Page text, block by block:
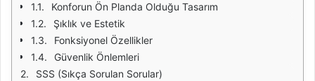
Konforun Ön Planda Olduğu Tasarım
Şıklık ve Estetik
Fonksiyonel Özellikler
Güvenlik Önlemleri
SSS (Sıkça Sorulan Sorular)